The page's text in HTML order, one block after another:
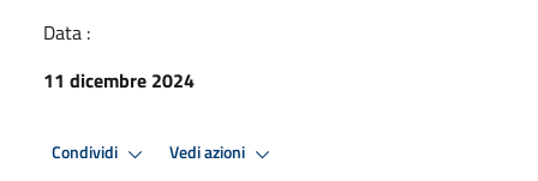
Data :
11 dicembre 2024
Condividi Vedi azioni